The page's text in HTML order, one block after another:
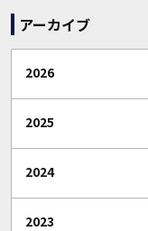
アーカイブ
2026
2025
2024
2023